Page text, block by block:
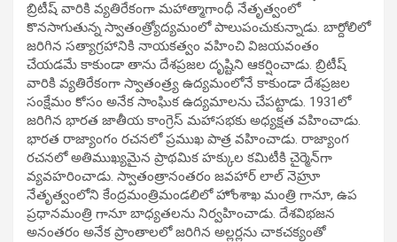
బ్రిటీష్ వారికి వ్యతిరేకంగా మహాత్మాగాంధీ నేతృత్వంలో
కొనసాగుతున్న స్వాతంత్ర్యోద్యమంలో పాలుపంచుకున్నాడు. బార్దోలిలో
జరిగిన సత్యాగ్రహానికి నాయకత్వం వహించి విజయవంతం
చేయడమే కాకుండా తాను దేశప్రజల దృష్టిని ఆకర్షించాడు. బ్రిటీష్
వారికి వ్యతిరేకంగా స్వాతంత్ర్య ఉద్యమంలోనే కాకుండా దేశప్రజల
సంక్షేమం కోసం అనేక సాంఘిక ఉద్యమాలను చేపట్టాడు. 1931లో
జరిగిన భారత జాతీయ కాంగ్రెస్ మహాసభకు అధ్యక్షత వహించాడు.
భారత రాజ్యాంగం రచనలో ప్రముఖ పాత్ర వహించాడు. రాజ్యాంగ
రచనలో అతిముఖ్యమైన ప్రాథమిక హక్కుల కమిటీకి చైర్మెన్‌గా
వ్యవహరించాడు. స్వాతంత్రానంతరం జవహార్ లాల్ నెహ్రూ
నేతృత్వంలోని కేంద్రమంత్రిమండలిలో హోంశాఖ మంత్రి గానూ, ఉప
ప్రధానమంత్రి గానూ బాధ్యతలను నిర్వహించాడు. దేశవిభజన
అనంతరం అనేక ప్రాంతాలలో జరిగిన అల్లర్లను చాకచక్యంతో